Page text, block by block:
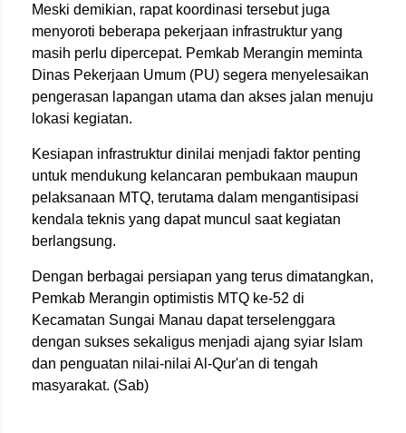
Meski demikian, rapat koordinasi tersebut juga
menyoroti beberapa pekerjaan infrastruktur yang
masih perlu dipercepat. Pemkab Merangin meminta
Dinas Pekerjaan Umum (PU) segera menyelesaikan
pengerasan lapangan utama dan akses jalan menuju
lokasi kegiatan.
Kesiapan infrastruktur dinilai menjadi faktor penting
untuk mendukung kelancaran pembukaan maupun
pelaksanaan MTQ, terutama dalam mengantisipasi
kendala teknis yang dapat muncul saat kegiatan
berlangsung.
Dengan berbagai persiapan yang terus dimatangkan,
Pemkab Merangin optimistis MTQ ke-52 di
Kecamatan Sungai Manau dapat terselenggara
dengan sukses sekaligus menjadi ajang syiar Islam
dan penguatan nilai-nilai Al-Qur'an di tengah
masyarakat. (Sab)